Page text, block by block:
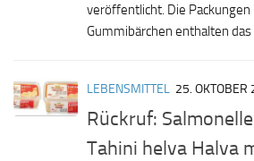
veröffentlicht. Die
Gummibärchen enthalten das
LEBENSMITTEL 25. OKTOBER
Rückruf:
Tahini helva Halva